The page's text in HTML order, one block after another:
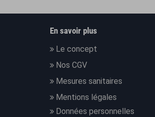
En savoir plus
Le concept
Nos CGV
Mesures sanitaires
Mentions légales
Données personnelles